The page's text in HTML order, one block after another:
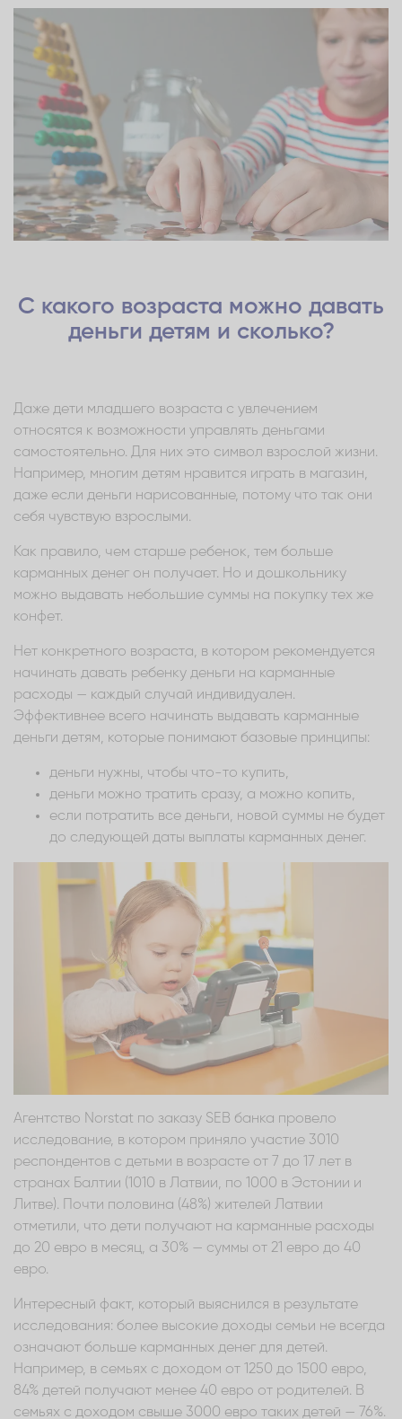
С какого возраста можно давать
деньги детям и сколько?
Даже дети младшего возраста с увлечением
относятся к возможности управлять деньгами
самостоятельно. Для них это символ взрослой жизни.
Например, многим детям нравится играть в магазин,
даже если деньги нарисованные, потому что так они
себя чувствую взрослыми.
Как правило, чем старше ребенок, тем больше
карманных денег он получает. Но и дошкольнику
можно выдавать небольшие суммы на покупку тех же
конфет.
Нет конкретного возраста, в котором рекомендуется
начинать давать ребенку деньги на карманные
расходы — каждый случай индивидуален.
Эффективнее всего начинать выдавать карманные
деньги детям, которые понимают базовые принципы:
деньги нужны, чтобы что-то купить,
деньги можно тратить сразу, а можно копить,
если потратить все деньги, новой суммы не будет
до следующей даты выплаты карманных денег.
Агентство Norstat по заказу SEB банка провело
исследование, в котором приняло участие 3010
респондентов с детьми в возрасте от 7 до 17 лет в
странах Балтии (1010 в Латвии, по 1000 в Эстонии и
Литве). Почти половина (48%) жителей Латвии
отметили, что дети получают на карманные расходы
до 20 евро в месяц, а 30% — суммы от 21 евро до 40
евро.
Интересный факт, который выяснился в результате
исследования: более высокие доходы семьи не всегда
означают больше карманных денег для детей.
Например, в семьях с доходом от 1250 до 1500 евро,
84% детей получают менее 40 евро от родителей. В
семьях с доходом свыше 3000 евро таких детей — 76%.